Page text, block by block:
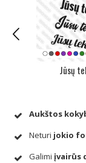
Jūsų
Aukštos
Neturi jokio
Galimi įvairūs